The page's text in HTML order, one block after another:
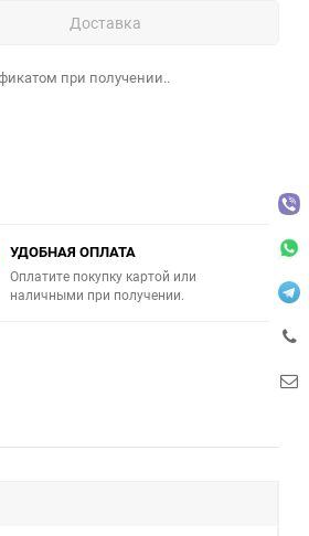
Доставка
при получении..
УДОБНАЯ ОПЛАТА
Оплатите покупку картой или
наличными при получении.